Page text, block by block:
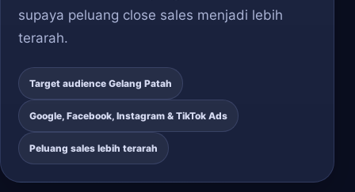
supaya peluang close sales menjadi lebih
terarah.
Target audience Gelang Patah
Google, Facebook, Instagram & TikTok Ads
Peluang sales lebih terarah